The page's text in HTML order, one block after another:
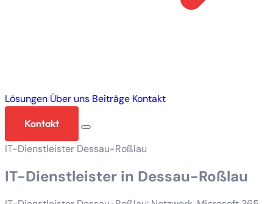
Lösungen Über uns Beiträge Kontakt
Kontakt
IT-Dienstleister Dessau-Roßlau
IT-Dienstleister in Dessau-Roßlau